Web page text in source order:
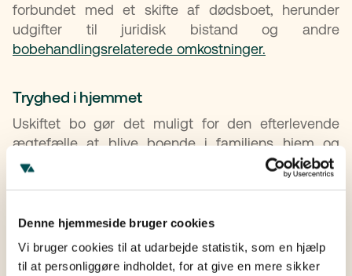
Denne hjemmeside bruger cookies
Vi bruger cookies til at udarbejde statistik, som en hjælp
til at personliggøre indholdet, for at give en mere sikker
forbundet med et skifte af dødsboet, herunder
udgifter til juridisk bistand og andre
bobehandlingsrelaterede omkostninger.
Tryghed i hjemmet
Uskiftet bo gør det muligt for den efterlevende
ægtefælle at blive boende i familiens hjem og
fortsætte med at bruge boets aktiver uden større
økonomiske ændringer. Det kan være særligt
familiemedlemmer, som er afhængige af
husstanden.